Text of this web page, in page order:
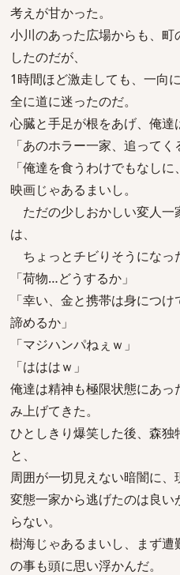
考えが甘かった。
小川のあった広場からも、
したのだが、
1時間ほど激走しても、一向
全に道に迷ったのだ。
心臓と手足が根をあげ、俺達
「あのホラー一家、追ってく
「俺達を食うわけでもなし
映画じゃあるまいし。
ただの少しおかしい変人一
は、
ちょっとチビりそうになっ
「荷物…どうするか」
「幸い、金と携帯は身につ
諦めるか」
「マジハンパねぇｗ」
「はははｗ」
俺達は精神も極限状態にあ
み上げてきた。
ひとしきり爆笑した後、森
と、
周囲が一切見えない暗闇に、
変態一家から逃げたのは良
らない。
樹海じゃあるまいし、まず
の事も頭に思い浮かんだ。